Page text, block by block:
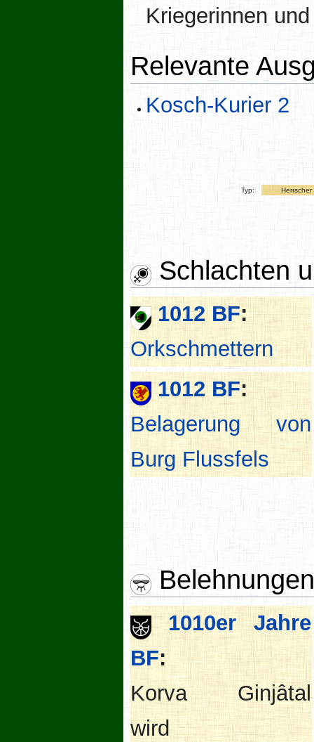
Kriegerinnen
Relevante
Kosch-Kurier 2
Typ: Herrscher
Schlachten
1012 BF:
Orkschmettern
1012 BF:
Belagerung von
Burg Flussfels
1010er Jahre
BF:
Korva Ginjâtal
wird